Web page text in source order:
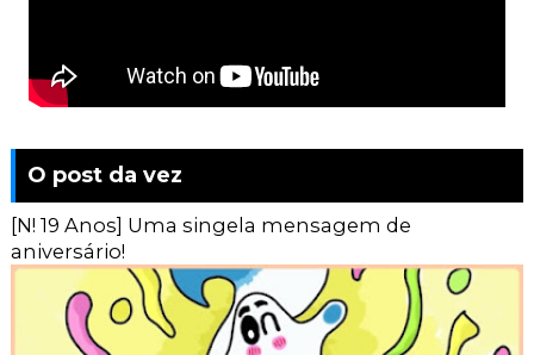
O post da vez
[N! 19 Anos] Uma singela mensagem de
aniversário!